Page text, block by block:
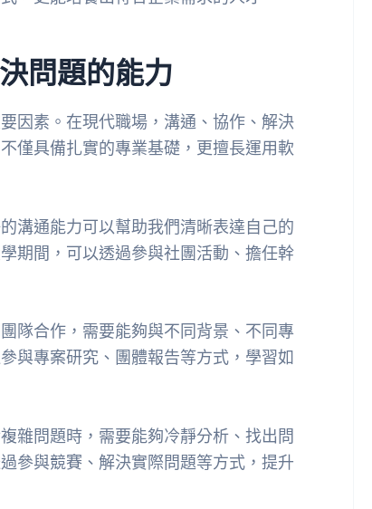
問題的能力
因素。在現代職場，溝通、協作、解決
僅具備扎實的專業基礎，更擅長運用軟
溝通能力可以幫助我們清晰表達自己的
期間，可以透過參與社團活動、擔任幹
隊合作，需要能夠與不同背景、不同專
與專案研究、團體報告等方式，學習如
雜問題時，需要能夠冷靜分析、找出問
參與競賽、解決實際問題等方式，提升